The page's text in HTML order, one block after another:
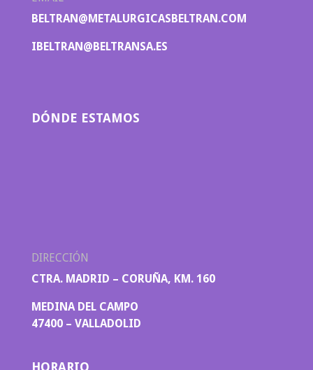
BELTRAN@METALURGICASBELTRAN.COM
IBELTRAN@BELTRANSA.ES
DÓNDE ESTAMOS
DIRECCIÓN
CTRA. MADRID – CORUÑA, KM. 160
MEDINA DEL CAMPO
47400 – VALLADOLID